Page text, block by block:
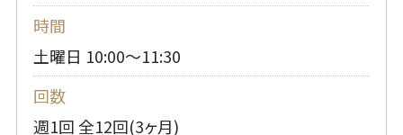
時間
土曜日 10:00～11:30
回数
週1回 全12回(3ヶ月)